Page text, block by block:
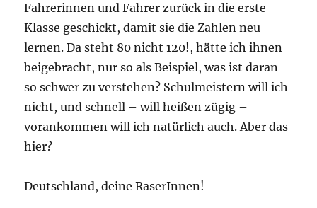
Fahrerinnen und Fahrer zurück in die erste
Klasse geschickt, damit sie die Zahlen neu
lernen. Da steht 80 nicht 120!, hätte ich ihnen
beigebracht, nur so als Beispiel, was ist daran
so schwer zu verstehen? Schulmeistern will ich
nicht, und schnell – will heißen zügig –
vorankommen will ich natürlich auch. Aber das
hier?
Deutschland, deine RaserInnen!